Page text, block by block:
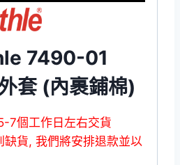
7490-01
套 (內裹鋪棉)
7個工作日左右交貨
缺貨, 我們將安排退款並以